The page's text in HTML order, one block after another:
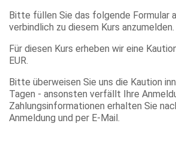
Bitte füllen Sie das folgende Formular
verbindlich zu diesem Kurs anzumelden.
Für diesen Kurs erheben wir eine
EUR.
Bitte überweisen Sie uns die Kaution
Tagen - ansonsten verfällt Ihre
Zahlungsinformationen erhalten Sie
Anmeldung und per E-Mail.